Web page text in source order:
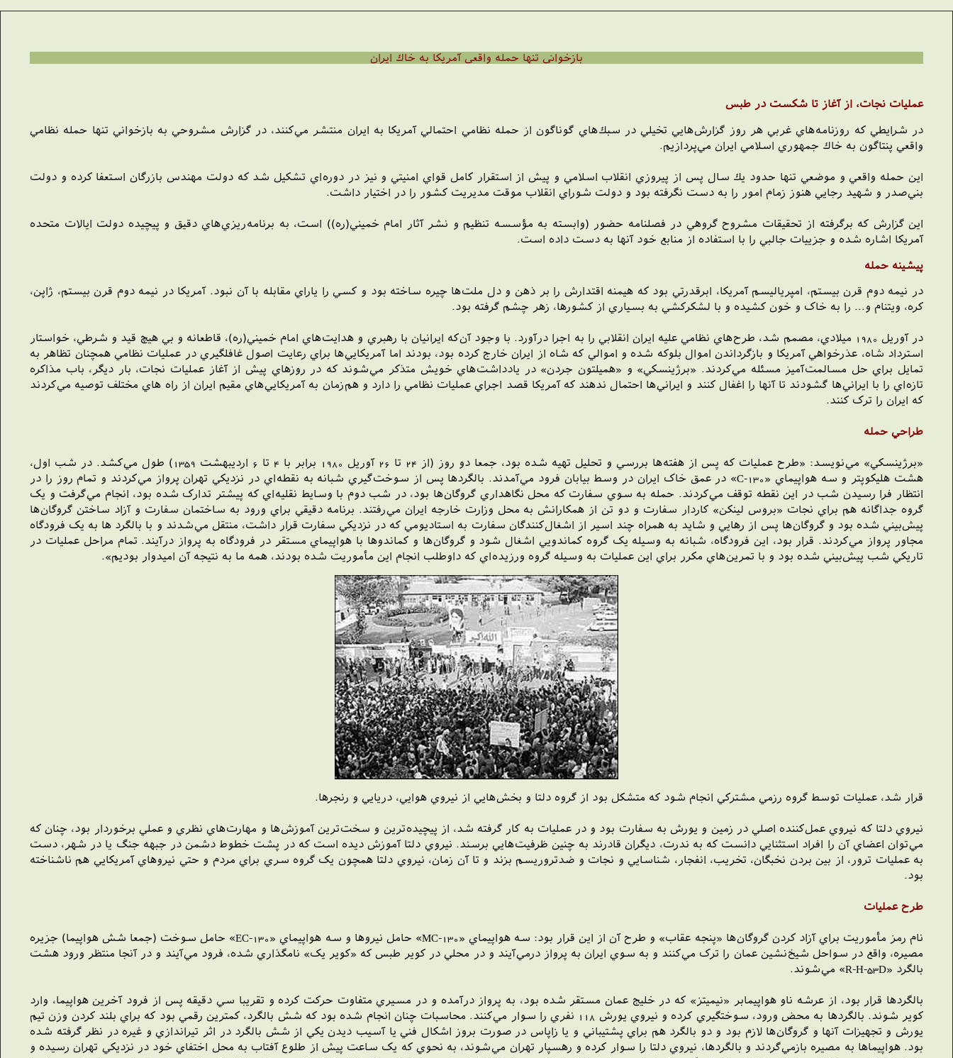
بازخوانی تنها حمله واقعی آمريكا به خاك ايران
عمليات نجات، از آغاز تا شکست در طبس
در شرايطي كه روزنامه‌هاي غربي هر روز گزارش‌هايي تخيلي در سبك‌هاي گوناگون از حمله نظامي احتمالي آمريكا به ايران منتشر مي‌كنند، در گزارش مشروحي به بازخواني تنها حمله نظامي
واقعي پنتاگون به خاك جمهوري اسلامي ايران مي‌پردازیم.
اين حمله واقعي و موضعي تنها حدود يك سال پس از پيروزي انقلاب اسلامي و پيش از استقرار كامل قواي امنيتي و نيز در دوره‌اي تشكيل شد كه دولت مهندس بازرگان استعفا كرده و دولت
بني‌صدر و شهيد رجايي هنوز زمام امور را به دست نگرفته بود و دولت شوراي انقلاب موقت مديريت كشور را در اختيار داشت.
اين گزارش كه برگرفته از تحقيقات مشروح گروهي در فصلنامه حضور (وابسته به مؤسسه تنظيم و نشر آثار امام خميني(ره)) است، به برنامه‌ريزي‌هاي دقيق و پيچيده دولت ايالات متحده
آمريكا اشاره شده و جزييات جالبي را با استفاده از منابع خود آنها به دست داده است.
پيشينه حمله
در نيمه دوم قرن بيستم، امپرياليسم آمريکا، ابرقدرتي بود که هيمنه اقتدارش را بر ذهن و دل ملت‌ها چيره ساخته بود و کسي را ياراي مقابله با آن نبود. آمريکا در نيمه دوم قرن بيستم، ژاپن،
کره، ويتنام و... را به خاک و خون کشيده و با لشکرکشي به بسياري از کشورها، زهر چشم گرفته بود.
در آوريل 1980 ميلادي، مصمم شد، طرح‌هاي نظامي عليه ايران انقلابي را به اجرا درآورد. با وجود آن‌که ايرانيان با رهبري و هدايت‌هاي امام خميني(ره)، قاطعانه و بي هيچ قيد و شرطي، خواستار
استرداد شاه، عذرخواهي آمريکا و بازگرداندن اموال بلوکه شده و اموالي که شاه از ايران خارج کرده بود، بودند اما آمريکايي‌ها براي رعايت اصول غافلگيري در عمليات نظامي همچنان تظاهر به
تمايل براي حل مسالمت‌آميز مسئله مي‌کردند. «برژينسکي» و «هميلتون جردن» در يادداشت‌هاي خويش متذکر مي‌شوند که در روزهاي پيش از آغاز عمليات نجات، بار ديگر، باب مذاکره
تازه‌اي را با ايراني‌ها گشودند تا آنها را اغفال کنند و ايراني‌ها احتمال ندهند که آمريکا قصد اجراي عمليات نظامي را دارد و هم‌زمان به آمريکايي‌هاي مقيم ايران از راه هاي مختلف توصيه مي‌کردند
که ايران را ترک کنند.
طراحي حمله
«برژينسکي» مي‌نويسد: «طرح عمليات که پس از هفته‌ها بررسي و تحليل تهيه شده بود، جمعا دو روز (از 24 تا 26 آوريل 1980 برابر با 4 تا 6 ارديبهشت 1359) طول مي‌کشد. در شب اول،
هشت هليکوپتر و سه هواپيماي «C-130» در عمق خاک ايران در وسط بيابان فرود مي‌آمدند. بالگردها پس از سوخت‌گيري شبانه به نقطه‌اي در نزديکي تهران پرواز مي‌کردند و تمام روز را در
انتظار فرا رسيدن شب در اين نقطه توقف مي‌کردند. حمله به سوي سفارت که محل نگاهداري گروگان‌ها بود، در شب دوم با وسايط نقليه‌اي که پيشتر تدارک شده بود، انجام مي‌گرفت و يک
گروه جداگانه هم براي نجات «بروس لينکن» کاردار سفارت و دو تن از همکارانش به محل وزارت خارجه ايران مي‌رفتند. برنامه دقيقي براي ورود به ساختمان سفارت و آزاد ساختن گروگان‌ها
پيش‌بيني شده بود و گروگان‌ها پس از رهايي و شايد به همراه چند اسير از اشغال‌کنندگان سفارت به استاديومي که در نزديکي سفارت قرار داشت، منتقل مي‌شدند و با بالگرد ها به يک فرودگاه
مجاور پرواز مي‌کردند. قرار بود، اين فرودگاه، شبانه به وسيله يک گروه کماندويي اشغال شود و گروگان‌ها و کماندوها با هواپيماي مستقر در فرودگاه به پرواز درآيند. تمام مراحل عمليات در
تاريکي شب پيش‌بيني شده بود و با تمرين‌هاي مکرر براي اين عمليات به وسيله گروه ورزيده‌اي که داوطلب انجام اين مأموريت شده بودند، همه ما به نتيجه آن اميدوار بوديم».
قرار شد، عمليات توسط گروه رزمي مشترکي انجام شود که متشکل بود از گروه دلتا و بخش‌هايي از نيروي هوايي، دريايي و رنجرها.
نيروي دلتا که نيروي عمل‌کننده اصلي در زمين و يورش به سفارت بود و در عمليات به کار گرفته شد، از پيچيده‌ترين و سخت‌ترين آموزش‌ها و مهارت‌هاي نظري و عملي برخوردار بود، چنان که
مي‌توان اعضاي آن را افراد استثنايي دانست که به ندرت، ديگران قادرند به چنين ظرفيت‌هايي برسند. نيروي دلتا آموزش ديده است که در پشت خطوط دشمن در جبهه جنگ يا در شهر، دست
به عمليات ترور، از بين بردن نخبگان، تخريب، انفجار، شناسايي و نجات و ضدتروريسم بزند و تا آن زمان، نيروي دلتا همچون يک گروه سري براي مردم و حتي نيروهاي آمريکايي هم ناشناخته
بود.
طرح عمليات
نام رمز مأموريت براي آزاد کردن گروگان‌ها «پنجه عقاب» و طرح آن از اين قرار بود: سه هواپيماي «MC-130» حامل نيروها و سه هواپيماي «EC-130» حامل سوخت (جمعا شش هواپيما) جزيره
مصيره، واقع در سواحل شيخ‌نشين عمان را ترک مي‌کنند و به سوي ايران به پرواز درمي‌‌آيند و در محلي در کوير طبس که «کوير يک» نامگذاري شده، فرود مي‌آيند و در آنجا منتظر ورود هشت
بالگرد «R-H-53D» مي‌شوند.
بالگردها قرار بود، از عرشه ناو هواپيمابر «نيميتز» که در خليج عمان مستقر شده بود، به پرواز درآمده و در مسيري متفاوت حرکت کرده و تقريبا سي دقيقه پس از فرود آخرين هواپيما، وارد
کوير شوند. بالگردها به محض ورود، سوختگيري کرده و نيروي يورش 118 نفري را سوار مي‌کنند. محاسبات چنان انجام شده بود که شش بالگرد، کمترين رقمي بود که براي بلند کردن وزن تيم
يورش و تجهيزات آنها و گروگان‌ها لازم بود و دو بالگرد هم براي پشتيباني و يا زاپاس در صورت بروز اشکال فني يا آسيب ديدن يکي از شش بالگرد در اثر تيراندازي و غيره در نظر گرفته شده
بود. هواپيماها به مصيره بازمي‌گردند و بالگردها، نيروي دلتا را سوار کرده و رهسپار تهران مي‌شوند، به نحوي که يک ساعت پيش از طلوع آفتاب به محل اختفاي خود در نزديکي تهران رسيده و